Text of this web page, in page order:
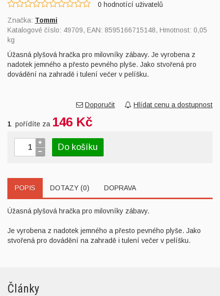
0 hodnotící uživatelů
Značka: Tommi
Katalogové číslo: 49709, EAN: 8595166715148, Hmotnost: 0,05
kg
Úžasná plyšová hračka pro milovníky zábavy. Je vyrobena z
nadotek jemného a přesto pevného plyše. Jako stvořená pro
dovádění na zahradě i tulení večer v pelíšku.
Doporučit Hlídat cenu a dostupnost
1 pořídíte za 146 Kč
Do košíku
POPIS DOTAZY (0) DOPRAVA
Úžasná plyšová hračka pro milovníky zábavy.
Je vyrobena z nadotek jemného a přesto pevného plyše. Jako
stvořená pro dovádění na zahradě i tulení večer v pelíšku.
Články